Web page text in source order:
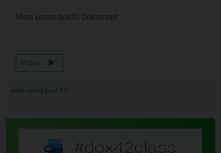
Mein erstes dox42 Dokument
Video
Add-In (Word, Excel, PP)